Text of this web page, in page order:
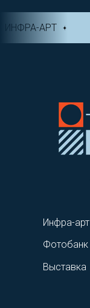
ИНФРА-АРТ
Инфра-арт
Фотобанк
Выставка